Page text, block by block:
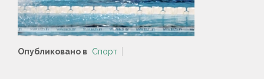
Опубликовано в Спорт